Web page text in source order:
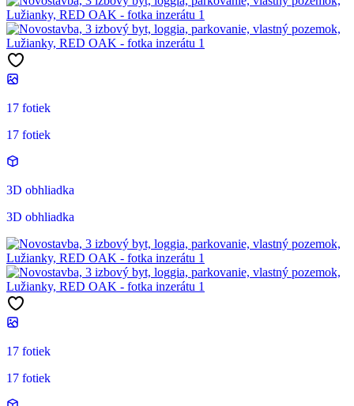
17 fotiek
17 fotiek
3D obhliadka
3D obhliadka
17 fotiek
17 fotiek